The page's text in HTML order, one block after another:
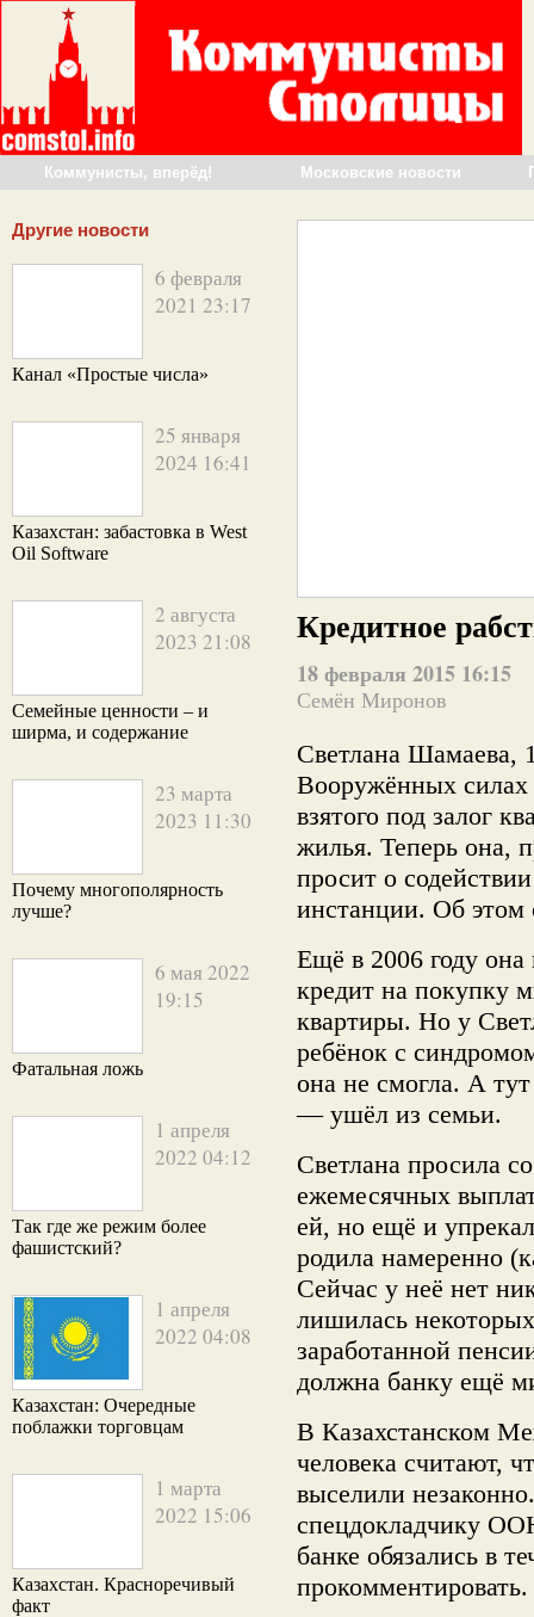
Коммунисты, вперёд! Московские новости
Другие новости
6 февраля
2021 23:17
Канал «Простые числа»
25 января
2024 16:41
Казахстан: забастовка в West
Oil Software
2 августа
2023 21:08
Семейные ценности – и
ширма, и содержание
23 марта
2023 11:30
Почему многополярность
лучше?
6 мая 2022
19:15
Фатальная ложь
1 апреля
2022 04:12
Так где же режим более
фашистский?
1 апреля
2022 04:08
Казахстан: Очередные
поблажки торговцам
1 марта
2022 15:06
Казахстан. Красноречивый
факт
Кредитное
18 февраля 2015 16:15
Семён Миронов
Светлана Шамаева,
Вооружённых силах
взятого под залог
жилья. Теперь она,
просит о
инстанции. Об
Ещё в 2006 году она
кредит на покупку
квартиры. Но у
ребёнок с
она не смогла. А
— ушёл из семьи.
Светлана просила
ежемесячных
ей, но ещё и
родила намеренно
Сейчас у неё нет
лишилась
заработанной
должна банку ещё
В Казахстанском
человека считают,
выселили
спецдокладчику
банке обязались в
прокомментировать.